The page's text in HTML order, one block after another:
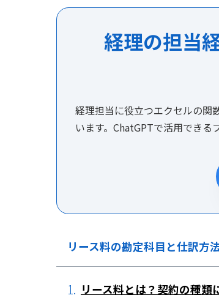
経理の担当
経理担当に役立つエクセルの関
います。ChatGPTで活用できる
リース料の勘定科目と仕訳方
リース料とは？契約の種類